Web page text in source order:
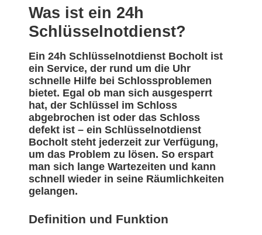
Was ist ein 24h
Schlüsselnotdienst?
Ein 24h Schlüsselnotdienst Bocholt ist
ein Service, der rund um die Uhr
schnelle Hilfe bei Schlossproblemen
bietet. Egal ob man sich ausgesperrt
hat, der Schlüssel im Schloss
abgebrochen ist oder das Schloss
defekt ist – ein Schlüsselnotdienst
Bocholt steht jederzeit zur Verfügung,
um das Problem zu lösen. So erspart
man sich lange Wartezeiten und kann
schnell wieder in seine Räumlichkeiten
gelangen.
Definition und Funktion